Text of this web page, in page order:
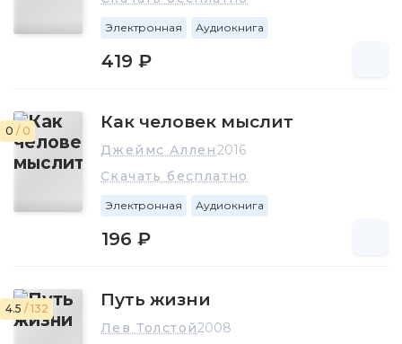
Электронная Аудиокнига
419 ₽
0 / 0 Как человек мыслит
Джеймс Аллен2016
Скачать бесплатно
Электронная Аудиокнига
196 ₽
4.5 / 132 Путь жизни
Лев Толстой2008